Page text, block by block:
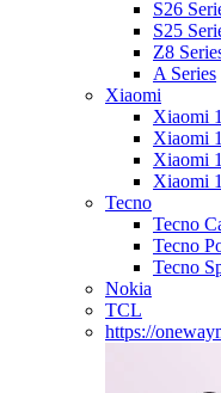
S26
S25
Z8
A Series
Xiaomi
Xiaomi
Xiaomi
Xiaomi
Xiaomi
Tecno
Tecno
Tecno
Tecno
Nokia
TCL
https://